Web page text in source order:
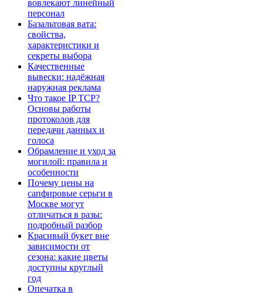
вовлекают линейный
персонал
Базальтовая вата:
свойства,
характеристики и
секреты выбора
Качественные
вывески: надёжная
наружная реклама
Что такое IP TCP?
Основы работы
протоколов для
передачи данных и
голоса
Обрамление и уход за
могилой: правила и
особенности
Почему цены на
сапфировые серьги в
Москве могут
отличаться в разы:
подробный разбор
Красивый букет вне
зависимости от
сезона: какие цветы
доступны круглый
год
Опечатка в